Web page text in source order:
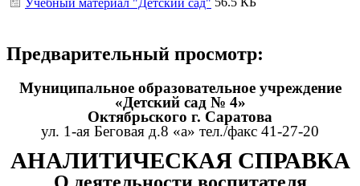
Учебный материал "Детский сад"
Предварительный просмотр:
Муниципальное образовательное учреждение
«Детский сад № 4»
Октябрьского г. Саратова
ул. 1-ая Беговая д.8 «а» тел./факс 41-27-20
АНАЛИТИЧЕСКАЯ СПРАВКА